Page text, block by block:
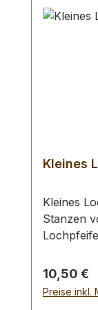
Kleines
Kleines
Stanzen
benutzen
einen
Regulärer
10,50 €
Preise inkl.